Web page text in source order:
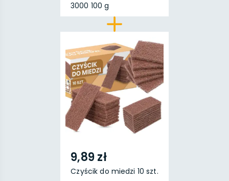
3000 100 g
9,89 zł
Czyścik do miedzi 10 szt.